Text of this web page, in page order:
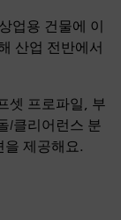
업용 건물에 이
산업 전반에서
셋 프로파일, 부
/클리어런스 분
을 제공해요.